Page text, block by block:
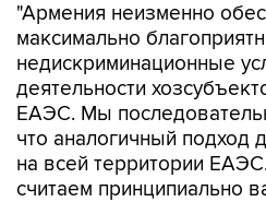
"Армения неизменно
максимально
недискриминационные
деятельности
ЕАЭС. Мы
что аналогичный подход
на всей территории
считаем принципиально